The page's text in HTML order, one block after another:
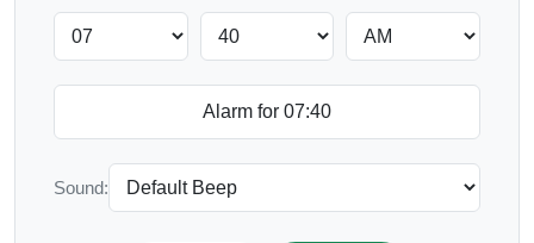
Sound: